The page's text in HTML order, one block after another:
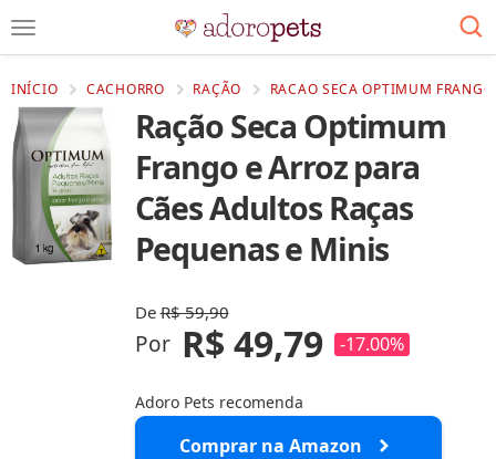
INÍCIO CACHORRO RAÇÃO RACAO SECA OPTIMUM
Ração Seca Optimum
Frango e Arroz para
Cães Adultos Raças
Pequenas e Minis
DeR$ 59,90
Por R$ 49,79 -17.00%
Adoro Pets recomenda
Comprar na Amazon